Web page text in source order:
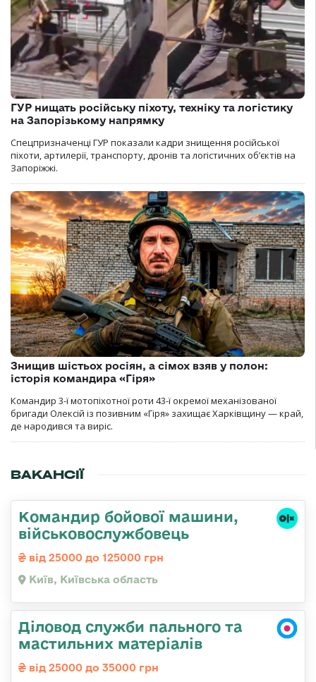
ГУР нищать російську піхоту, техніку та логістику
на Запорізькому напрямку
Спецпризначенці ГУР показали кадри знищення російської
піхоти, артилерії, транспорту, дронів та логістичних об’єктів на
Запоріжжі.
Знищив шістьох росіян, а сімох взяв у полон:
історія командира «Гіря»
Командир 3-ї мотопіхотної роти 43-ї окремої механізованої
бригади Олексій із позивним «Гіря» захищає Харківщину — край,
де народився та виріс.
ВАКАНСІЇ
Командиp бойової машини,
військовослужбовець
від 25000 до 125000 грн
Київ, Київська область
Діловод служби пального та
мастильних матеріалів
від 25000 до 35000 грн